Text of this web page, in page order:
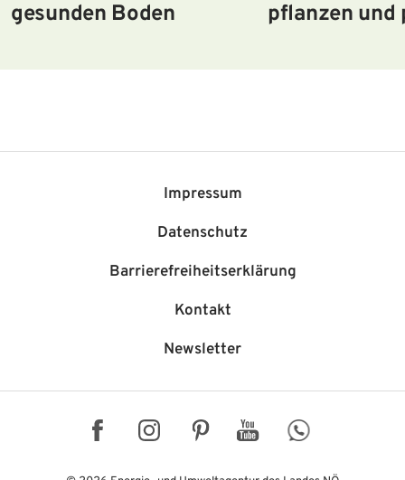
gesunden Boden
pflanzen und
Impressum
Datenschutz
Barriere­freiheits­erklärung
Kontakt
Newsletter
FacebookInstagramPinterestYouTubeWhatsApp